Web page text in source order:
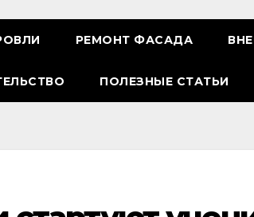
РЕМОНТ ФАСАДА
ПОЛЕЗНЫЕ СТАТЬИ